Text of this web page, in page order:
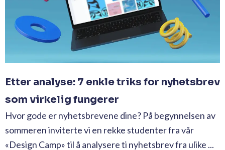
Etter analyse: 7 enkle triks for nyhetsbrev
som virkelig fungerer
Hvor gode er nyhetsbrevene dine? På begynnelsen av
sommeren inviterte vi en rekke studenter fra vår
«Design Camp» til å analysere ti nyhetsbrev fra ulike ...